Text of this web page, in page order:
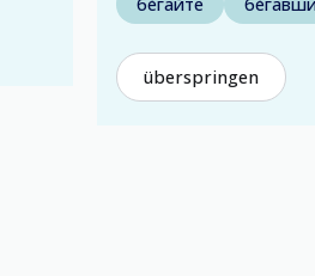
überspringen